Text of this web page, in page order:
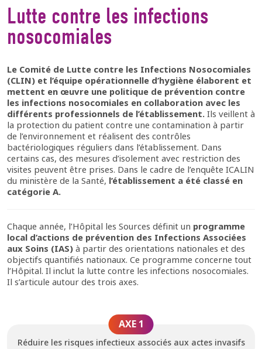
Lutte contre les infections
nosocomiales
Le Comité de Lutte contre les Infections Nosocomiales
(CLIN) et l’équipe opérationnelle d’hygiène élaborent et
mettent en œuvre une politique de prévention contre
les infections nosocomiales en collaboration avec les
différents professionnels de l’établissement.Ils veillent à
la protection du patient contre une contamination à partir
de l’environnement et réalisent des contrôles
bactériologiques réguliers dans l’établissement. Dans
certains cas, des mesures d’isolement avec restriction des
visites peuvent être prises. Dans le cadre de l’enquête ICALIN
du ministère de la Santé, l’établissement a été classé en
catégorie A.
Chaque année, l’Hôpital les Sources définit un programme
local d’actions de prévention des Infections Associées
aux Soins (IAS)à partir des orientations nationales et des
objectifs quantifiés nationaux. Ce programme concerne tout
l’Hôpital. Il inclut la lutte contre les infections nosocomiales.
Il s’articule autour des trois axes.
AXE 1
Réduire les risques infectieux associés aux actes invasifs